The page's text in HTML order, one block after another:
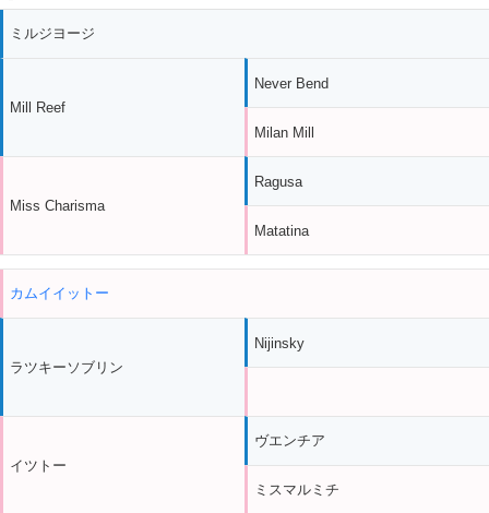
ミルジヨージ
Mill Reef
Miss Charisma
Never Bend
Milan Mill
Ragusa
Matatina
カムイイットー
ラツキーソブリン
イツトー
Nijinsky
ヴエンチア
ミスマルミチ